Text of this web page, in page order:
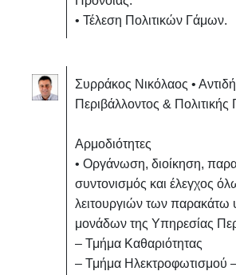
• Τέλεση Πολιτικών Γάμων.
Συρράκος Νικόλαος •
Περιβάλλοντος & Πολιτικής
Αρμοδιότητες
• Οργάνωση, διοίκηση,
συντονισμός και έλεγχος
λειτουργιών των παρακάτω
μονάδων της Υπηρεσίας
– Τμήμα Καθαριότητας
– Τμήμα Ηλεκτροφωτισμού